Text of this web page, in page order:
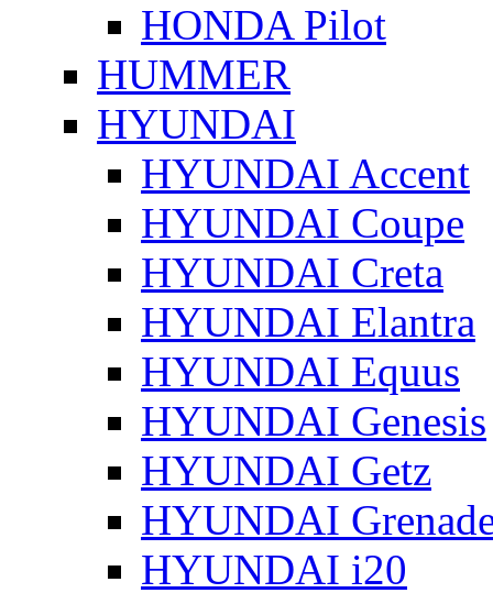
HONDA Pilot
HUMMER
HYUNDAI
HYUNDAI Accent
HYUNDAI Coupe
HYUNDAI Creta
HYUNDAI Elantra
HYUNDAI Equus
HYUNDAI Genesis
HYUNDAI Getz
HYUNDAI
HYUNDAI i20